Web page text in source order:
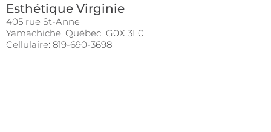
Esthétique Virginie
405 rue St-Anne
Yamachiche, Québec G0X 3L0
Cellulaire: 819-690-3698